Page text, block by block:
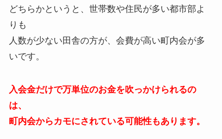
どちらかというと、世帯数や住民が多い都市部よ
りも
人数が少ない田舎の方が、会費が高い町内会が多
いです。
入会金だけで万単位のお金を吹っかけられるの
は、
町内会からカモにされている可能性もあります。